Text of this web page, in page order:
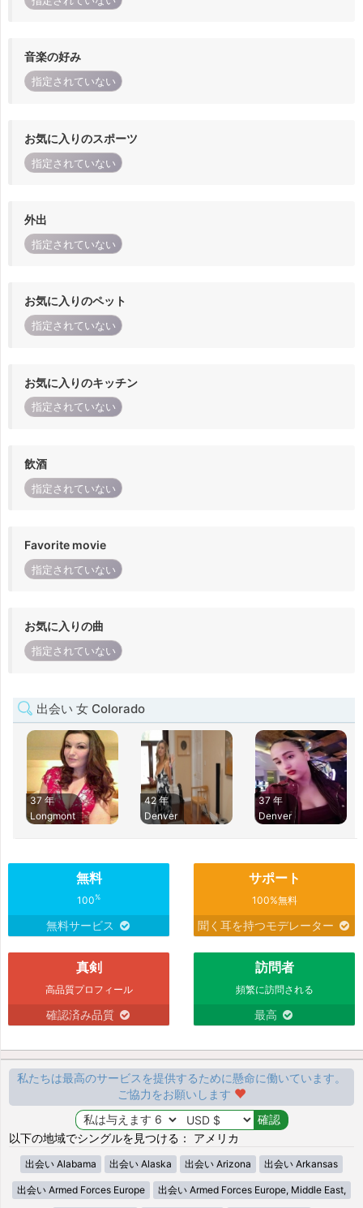
音楽の好み
指定されていない
お気に入りのスポーツ
指定されていない
外出
指定されていない
お気に入りのペット
指定されていない
お気に入りのキッチン
指定されていない
飲酒
指定されていない
Favorite movie
指定されていない
お気に入りの曲
指定されていない
出会い 女 Colorado
37 年
Longmont
42 年
Denver
37 年
Denver
無料
100%
無料サービス
サポート
100%無料
聞く耳を持つモデレーター
真剣
高品質プロフィール
確認済み品質
訪問者
頻繁に訪問される
最高
私たちは最高のサービスを提供するために懸命に働いています。
ご協力をお願いします
以下の地域でシングルを見つける： アメリカ
出会い Alabama 出会い Alaska 出会い Arizona 出会い Arkansas
出会い Armed Forces Europe 出会い Armed Forces Europe, Middle East,